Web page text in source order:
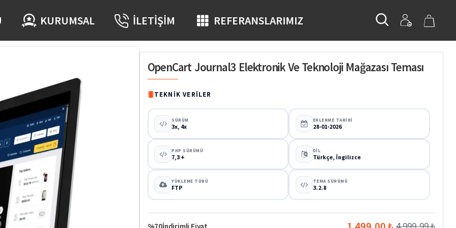
KURUMSAL İLETIŞIM REFERANSLARIMIZ
OpenCart Journal3 Elektronik Ve Teknoloji Mağazası Teması
TEKNIK VERILER
SÜRÜM
3x, 4x
EKLENME TARIHI
28-01-2026
PHP SÜRÜMÜ
7,3 +
DIL
Türkçe, İngilizce
YÜKLEME TÜRÜ
FTP
TEMA SÜRÜMÜ
3.2.8